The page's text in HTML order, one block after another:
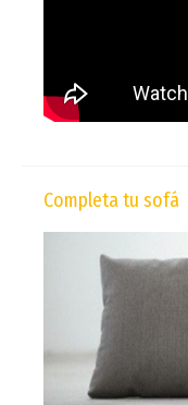
Completa tu sofá